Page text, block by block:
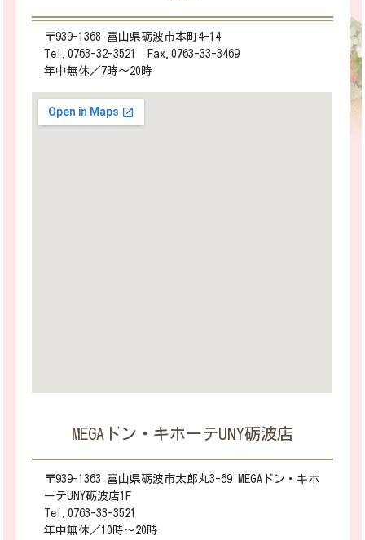
〒939-1368 富山県砺波市本町4-14
Tel.0763-32-3521 Fax.0763-33-3469
年中無休／7時～20時
MEGAドン・キホーテUNY砺波店
〒939-1363 富山県砺波市太郎丸3-69 MEGAドン・キホ
ーテUNY砺波店1F
Tel.0763-33-3521
年中無休／10時～20時